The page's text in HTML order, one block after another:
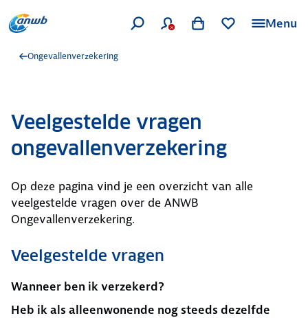
Menu
Ongevallenverzekering
Veelgestelde vragen
ongevallenverzekering
Op deze pagina vind je een overzicht van alle
veelgestelde vragen over de ANWB
Ongevallenverzekering.
Veelgestelde vragen
Wanneer ben ik verzekerd?
Heb ik als alleenwonende nog steeds dezelfde